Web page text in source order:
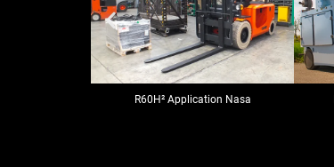
R60H² Application Nasa